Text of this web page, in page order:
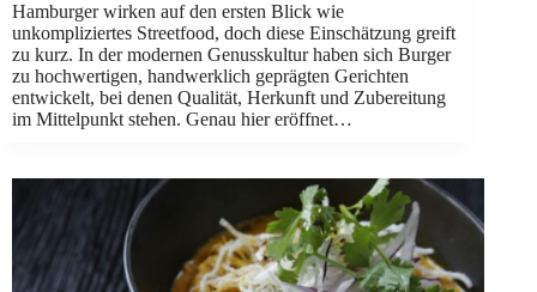
Hamburger wirken auf den ersten Blick wie
unkompliziertes Streetfood, doch diese Einschätzung greift
zu kurz. In der modernen Genusskultur haben sich Burger
zu hochwertigen, handwerklich geprägten Gerichten
entwickelt, bei denen Qualität, Herkunft und Zubereitung
im Mittelpunkt stehen. Genau hier eröffnet…